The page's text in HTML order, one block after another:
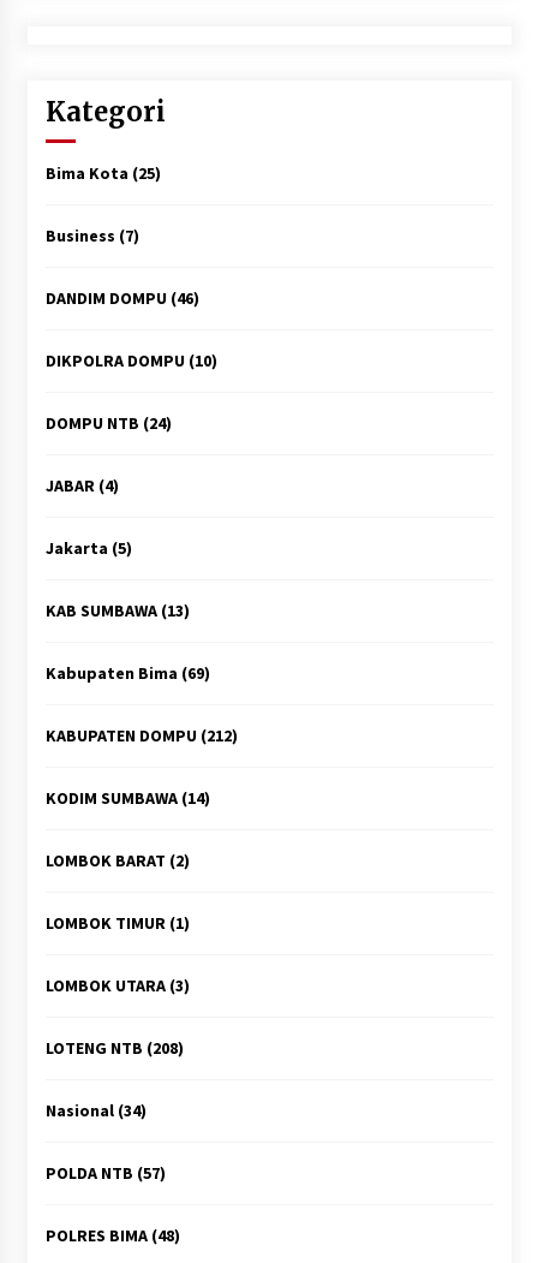
Kategori
Bima Kota (25)
Business (7)
DANDIM DOMPU(46)
DIKPOLRA DOMPU(10)
DOMPU NTB (24)
JABAR(4)
Jakarta (5)
KAB SUMBAWA(13)
Kabupaten Bima (69)
KABUPATEN DOMPU(212)
KODIM SUMBAWA(14)
LOMBOK BARAT (2)
LOMBOK TIMUR(1)
LOMBOK UTARA(3)
LOTENG NTB (208)
Nasional(34)
POLDA NTB (57)
POLRES BIMA(48)